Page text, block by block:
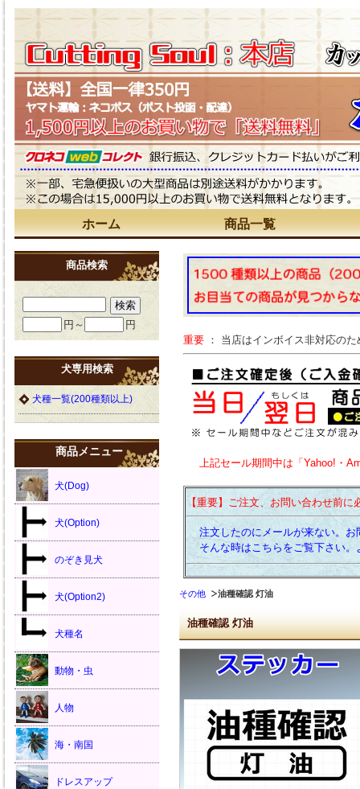
ホーム 商品一覧
重要 ： 当店はインボイス非対応の
上記セール期間中は「Yahoo!・
【重要】ご注文、お問い合わせ前に
注文したのにメールが来ない。お
そんな時はこちらをご覧下さい。
その他 油種確認 灯油
油種確認 灯油
商品検索
円～ 円
犬専用検索
犬種一覧(200種類以上)
商品メニュー
犬(Dog)
犬(Option)
のぞき見犬
犬(Option2)
犬種名
動物・虫
人物
海・南国
ドレスアップ